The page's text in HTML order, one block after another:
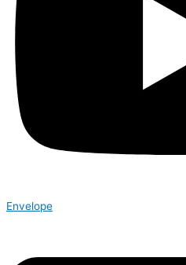
Envelope